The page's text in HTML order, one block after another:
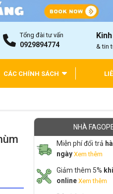
Tổng đài tư vấn
0929894774 & tin
CÁC CHÍNH SÁCH
NHÀ
Miễn phí đổi trả
ngày Xem thêm
Giảm thêm 5%
online Xem thêm